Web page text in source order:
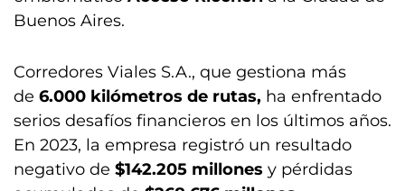
Buenos Aires.
Corredores Viales S.A., que gestiona más
de 6.000 kilómetros de rutas, ha enfrentado
serios desafíos financieros en los últimos años.
En 2023, la empresa registró un resultado
negativo de $142.205 millones y pérdidas